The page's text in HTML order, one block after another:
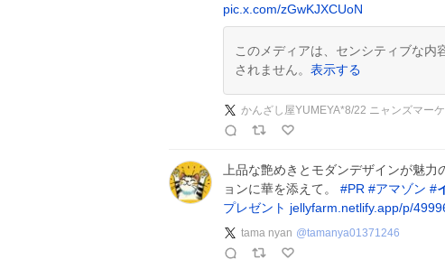
pic.x.com/zGwKJXCUoN
このメディアは、センシティブな内
されません。 表示する
かんざし屋YUMEYA*8/22 ニャンズマー
上品な艶めきとモダンデザインが魅力
ョンに華を添えて。 #PR #アマゾン #
プレゼント jellyfarm.netlify.app/p/
tama nyan @tamanya01371246